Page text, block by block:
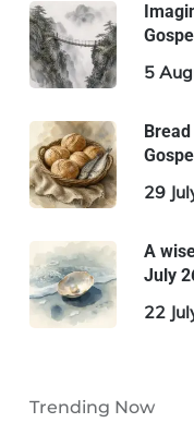
5
29
A
July
22
Trending Now